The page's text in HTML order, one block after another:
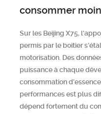
consommer
Sur les Beijing X75,
permis par le boitier
motorisation. Des
puissance à chaque
consommation
performances est plus
dépend fortement du